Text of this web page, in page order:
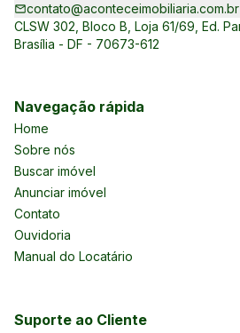
contato@aconteceimobiliaria.com.br
CLSW 302, Bloco B, Loja 61/69, Ed.
Brasília - DF - 70673-612
Navegação rápida
Home
Sobre nós
Buscar imóvel
Anunciar imóvel
Contato
Ouvidoria
Manual do Locatário
Suporte ao Cliente